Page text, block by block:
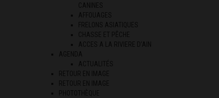
CANINES
AFFOUAGES
FRELONS ASIATIQUES
CHASSE ET PÊCHE
ACCES A LA RIVIERE D’AIN
AGENDA
ACTUALITÉS
RETOUR EN IMAGE
RETOUR EN IMAGE
PHOTOTHÈQUE